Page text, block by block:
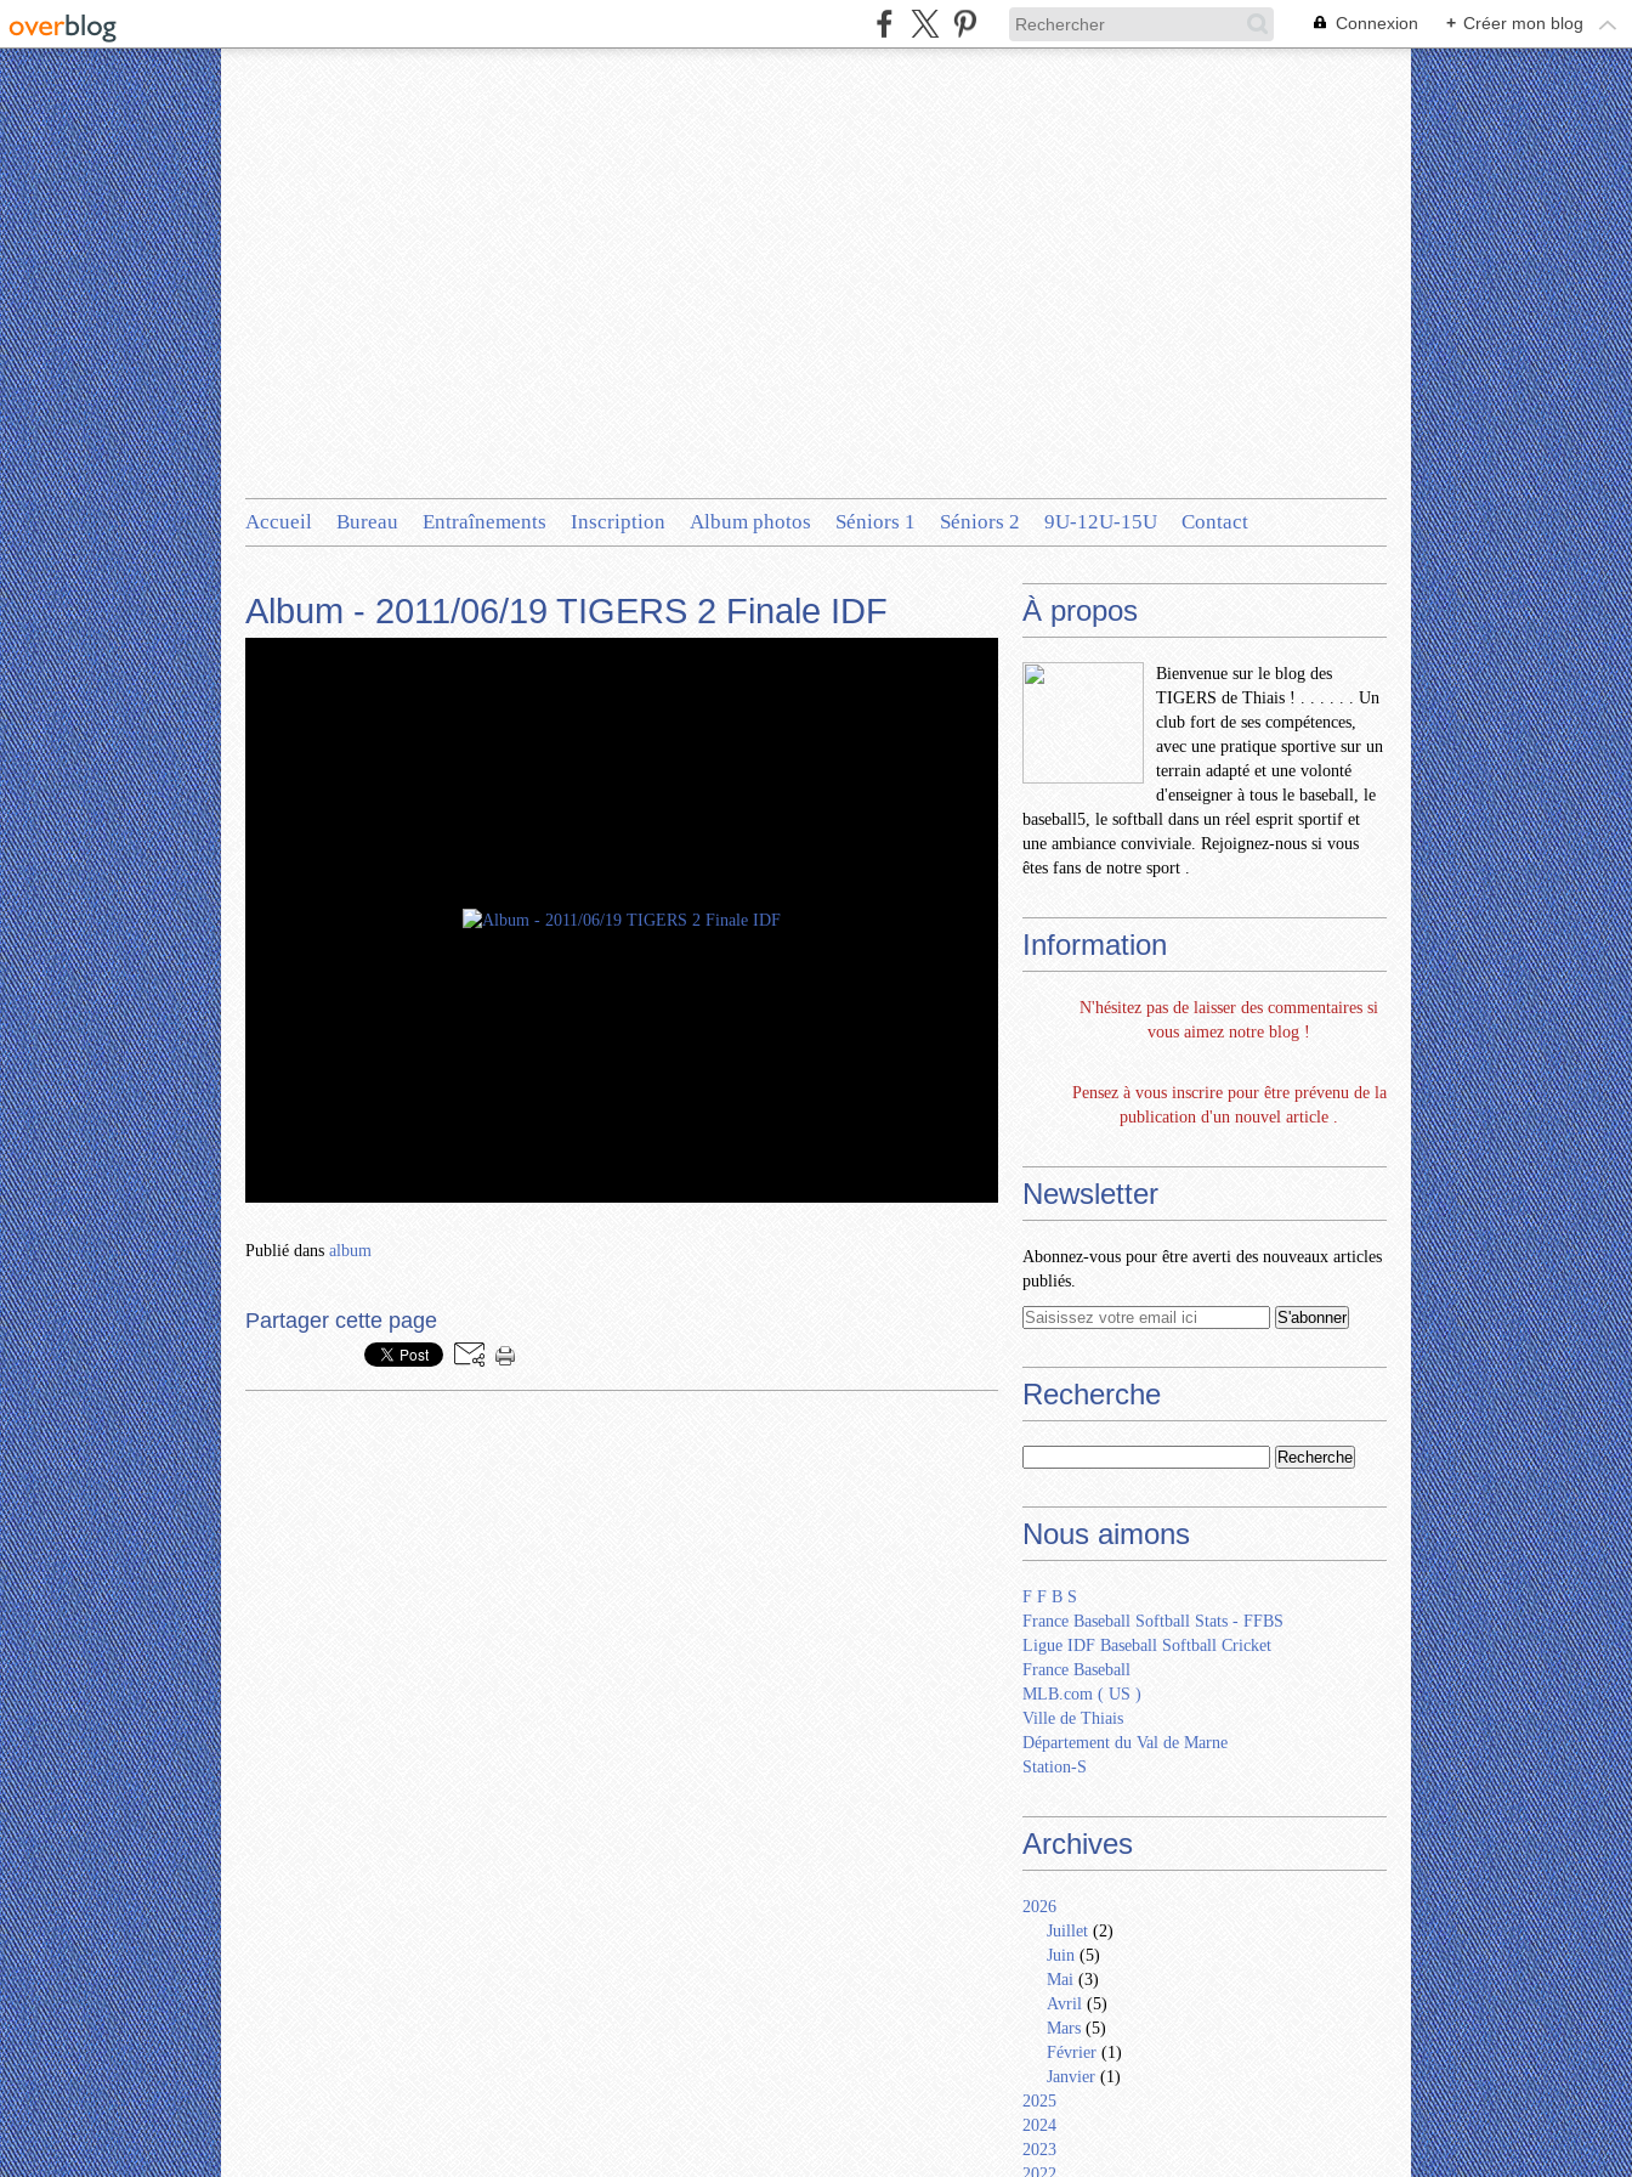
Connexion + Créer mon blog
Accueil Bureau Entraînements Inscription Album photos Séniors 1 Séniors 2 9U-12U-15U Contact
Album - 2011/06/19 TIGERS 2 Finale IDF
Publié dans album
Partager cette page
À propos
Bienvenue sur le blog des
TIGERS de Thiais ! . . . . . . Un
club fort de ses compétences,
avec une pratique sportive sur un
terrain adapté et une volonté
d'enseigner à tous le baseball, le
baseball5, le softball dans un réel esprit sportif et
une ambiance conviviale. Rejoignez-nous si vous
êtes fans de notre sport .
Information
N'hésitez pas de laisser des commentaires si
vous aimez notre blog !
Pensez à vous inscrire pour être prévenu de la
publication d'un nouvel article .
Newsletter
Abonnez-vous pour être averti des nouveaux articles
publiés.
Recherche
Nous aimons
F F B S
France Baseball Softball Stats - FFBS
Ligue IDF Baseball Softball Cricket
France Baseball
MLB.com ( US )
Ville de Thiais
Département du Val de Marne
Station-S
Archives
2026
Juillet (2)
Juin (5)
Mai (3)
Avril (5)
Mars (5)
Février (1)
Janvier (1)
2025
2024
2023